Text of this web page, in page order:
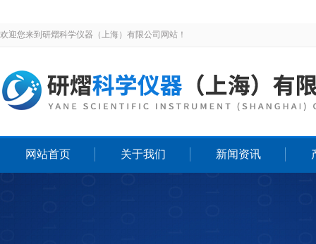
欢迎您来到研熠科学仪器（上海）有限公司网站！
网站首页 关于我们 新闻资讯